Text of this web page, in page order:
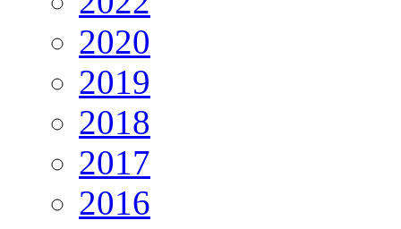
2020
2019
2018
2017
2016